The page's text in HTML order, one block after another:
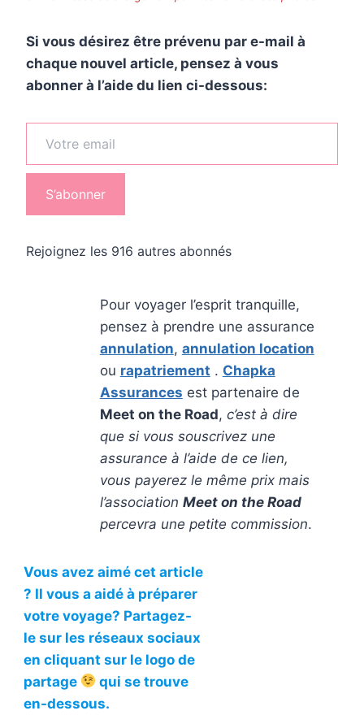
Si vous désirez être prévenu par e-mail à
chaque nouvel article, pensez à vous
abonner à l’aide du lien ci-dessous:
Votre email
S’abonner
Rejoignez les 916 autres abonnés
Pour voyager l’esprit tranquille,
pensez à prendre une assurance
annulation, annulation location
ou rapatriement . Chapka
Assurances est partenaire de
Meet on the Road, c’est à dire
que si vous souscrivez une
assurance à l’aide de ce lien,
vous payerez le même prix mais
l’association Meet on the Road
percevra une petite commission.
Vous avez aimé cet article
? Il vous a aidé à préparer
votre voyage? Partagez-
le sur les réseaux sociaux
en cliquant sur le logo de
partage
qui se trouve
en-dessous.